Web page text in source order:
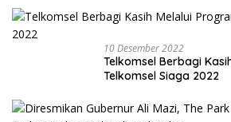
10 Desember 2022
Telkomsel Berbagi
Telkomsel Siaga 2022